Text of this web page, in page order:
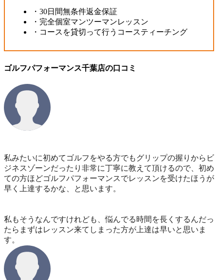
・30日間無条件返金保証
・完全個室マンツーマンレッスン
・コースを貸切って行うコースティーチング
ゴルフパフォーマンス千葉店の口コミ
私みたいに初めてゴルフをやる方でもグリップの握りからビ
ジネスゾーンだったり非常に丁寧に教えて頂けるので、初め
ての方ほどゴルフパフォーマンスでレッスンを受けたほうが
早く上達するかな、と思います。
私もそうなんですけれども、悩んでる時間を長くするんだっ
たらまずはレッスン来てしまった方が上達は早いと思いま
す。